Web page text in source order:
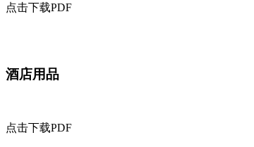
点击下载PDF
酒店用品
点击下载PDF